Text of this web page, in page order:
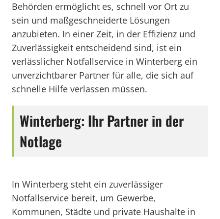
Behörden ermöglicht es, schnell vor Ort zu
sein und maßgeschneiderte Lösungen
anzubieten. In einer Zeit, in der Effizienz und
Zuverlässigkeit entscheidend sind, ist ein
verlässlicher Notfallservice in Winterberg ein
unverzichtbarer Partner für alle, die sich auf
schnelle Hilfe verlassen müssen.
Winterberg: Ihr Partner in der
Notlage
In Winterberg steht ein zuverlässiger
Notfallservice bereit, um Gewerbe,
Kommunen, Städte und private Haushalte in